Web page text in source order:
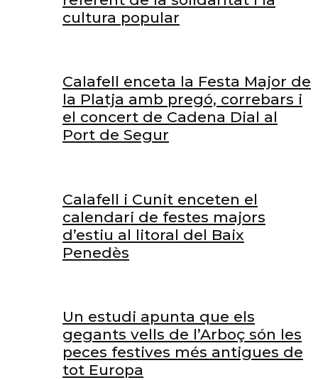
cultura popular
Calafell enceta la Festa Major de
la Platja amb pregó, correbars i
el concert de Cadena Dial al
Port de Segur
Calafell i Cunit enceten el
calendari de festes majors
d’estiu al litoral del Baix
Penedès
Un estudi apunta que els
gegants vells de l’Arboç són les
peces festives més antigues de
tot Europa